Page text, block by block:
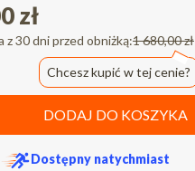
zł
z 30 dni przed obniżką:1 680,00 zł
Chcesz kupić w tej cenie?
DODAJ DO KOSZYKA
Dostępny natychmiast